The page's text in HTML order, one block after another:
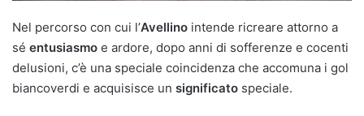
Nel percorso con cui l’Avellino intende ricreare attorno a
sé entusiasmo e ardore, dopo anni di sofferenze e cocenti
delusioni, c’è una speciale coincidenza che accomuna i gol
biancoverdi e acquisisce un significato speciale.